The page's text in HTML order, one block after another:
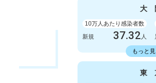
大
10万人あたり感染者数
新規
37.32 人
もっと
23598.73人
感染者数
3300人
東